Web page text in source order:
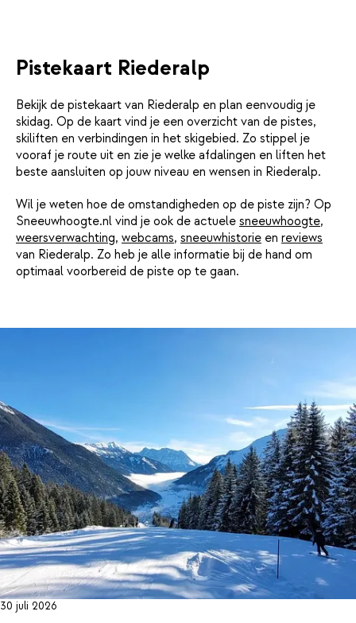
Pistekaart Riederalp
Bekijk de pistekaart van Riederalp en plan eenvoudig je
skidag. Op de kaart vind je een overzicht van de pistes,
skiliften en verbindingen in het skigebied. Zo stippel je
vooraf je route uit en zie je welke afdalingen en liften het
beste aansluiten op jouw niveau en wensen in Riederalp.
Wil je weten hoe de omstandigheden op de piste zijn? Op
Sneeuwhoogte.nl vind je ook de actuele sneeuwhoogte,
weersverwachting, webcams, sneeuwhistorie en reviews
van Riederalp. Zo heb je alle informatie bij de hand om
optimaal voorbereid de piste op te gaan.
30 juli 2026